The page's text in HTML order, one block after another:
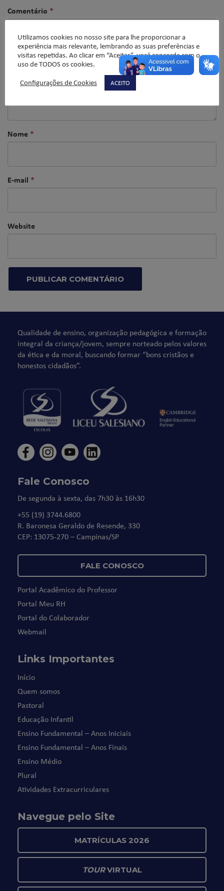
Comentário *
Nome *
E-mail *
Website
Qualidade de ensino, organização pedagógica e formação
integral da criança/jovem, sempre norteado pelos valores
da ética e da moral, buscando formar “bons cristãos e
honestos cidadãos”.
Fale Conosco
De segunda à sexta, das 7h30 às 16h30
+55 (19) 3744.6800
R. Baronesa Geraldo de Resende, 330
CEP: 13075-270 – Campinas/SP
FALE CONOSCO
Portal Acadêmico do Professor
Portal Meu RH
Portal do Colaborador
Webmail
Links Importantes
Início
Quem somos
Pastoral
Educação Infantil
Ensino Fundamental – Anos Iniciais
Ensino Fundamental – Anos Finais
Ensino Médio
Plural
Atividades Extracurriculares
Navegue pelo Site
MATRÍCULAS 2026
TOURVIRTUAL
Utilizamos cookies no nosso site para lhe proporcionar a
experiência mais relevante, lembrando as suas preferências e
visitas repetidas. Ao clicar em “Aceitar”, você concorda com o
uso de TODOS os cookies.
Configurações de Cookies
ACEITO